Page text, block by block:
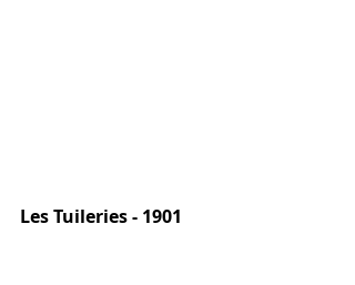
Les Tuileries - 1901